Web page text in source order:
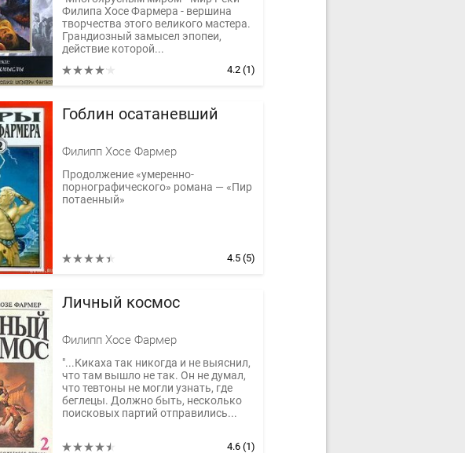
Филипа Хосе Фармера - вершина
творчества этого великого мастера.
Грандиозный замысел эпопеи,
действие которой...
4.2(1)
Гоблин осатаневший
Филипп Хосе Фармер
Продолжение «умеренно-
порнографического» романа — «Пир
потаенный»
4.5(5)
Личный космос
Филипп Хосе Фармер
"...Кикаха так никогда и не выяснил,
что там вышло не так. Он не думал,
что тевтоны не могли узнать, где
беглецы. Должно быть, несколько
поисковых партий отправились...
4.6(1)